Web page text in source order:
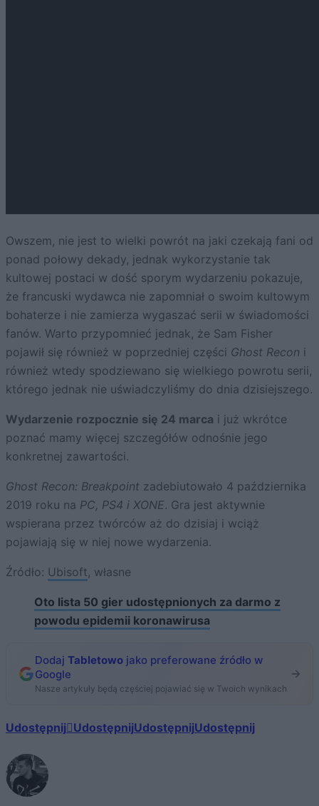
Owszem, nie jest to wielki powrót na jaki czekają fani od
ponad połowy dekady, jednak wykorzystanie tak
kultowej postaci w dość sporym wydarzeniu pokazuje,
że francuski wydawca nie zapomniał o swoim kultowym
bohaterze i nie zamierza wygaszać serii w świadomości
fanów. Warto przypomnieć jednak, że Sam Fisher
pojawił się również w poprzedniej części Ghost Recon i
również wtedy spodziewano się wielkiego powrotu serii,
którego jednak nie uświadczyliśmy do dnia dzisiejszego.
Wydarzenie rozpocznie się 24 marca i już wkrótce
poznać mamy więcej szczegółów odnośnie jego
konkretnej zawartości.
Ghost Recon: Breakpoint zadebiutowało 4 października
2019 roku na PC, PS4 i XONE. Gra jest aktywnie
wspierana przez twórców aż do dzisiaj i wciąż
pojawiają się w niej nowe wydarzenia.
Źródło: Ubisoft, własne
Oto lista 50 gier udostępnionych za darmo z
powodu epidemii koronawirusa
Dodaj Tabletowo jako preferowane źródło w
Google
Nasze artykuły będą częściej pojawiać się w Twoich wynikach
Udostępnij UdostępnijUdostępnijUdostępnij